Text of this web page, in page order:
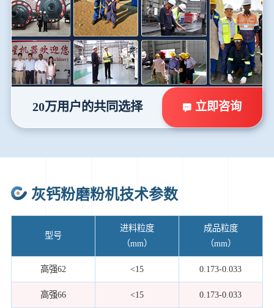
20万用户的共同选择 立即咨询
灰钙粉磨粉机技术参数
型号
进料粒度
（mm）
成品粒度
（mm）
高强62 <15 0.173-0.033
高强66 <15 0.173-0.033